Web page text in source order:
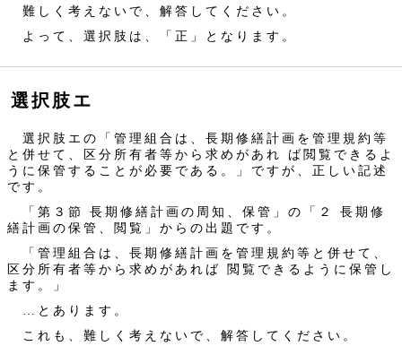
難しく考えないで、解答してください。
よって、選択肢は、「正」となります。
選択肢エ
選択肢エの「管理組合は、長期修繕計画を管理規約等
と併せて、区分所有者等から求めがあれ ば閲覧できるよ
うに保管することが必要である。」ですが、正しい記述
です。
「第３節 長期修繕計画の周知、保管」の「２ 長期修
繕計画の保管、閲覧」からの出題です。
「管理組合は、長期修繕計画を管理規約等と併せて、
区分所有者等から求めがあれば 閲覧できるように保管し
ます。」
…とあります。
これも、難しく考えないで、解答してください。